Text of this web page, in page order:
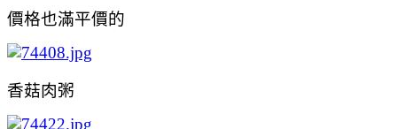
價格也滿平價的
香菇肉粥